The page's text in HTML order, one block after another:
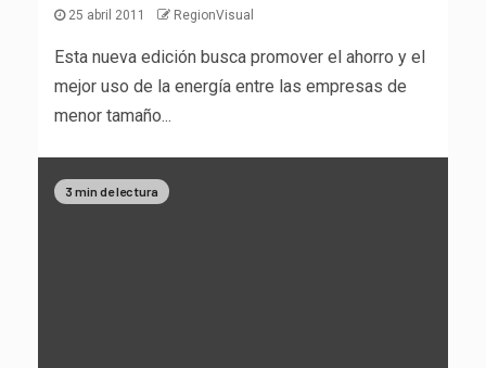
25 abril 2011 RegionVisual
Esta nueva edición busca promover el ahorro y el
mejor uso de la energía entre las empresas de
menor tamaño...
3 min de lectura